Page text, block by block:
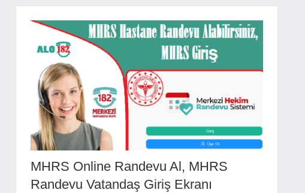
MHRS Online Randevu Al, MHRS
Randevu Vatandaş Giriş Ekranı